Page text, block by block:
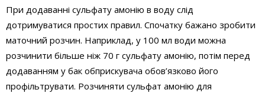
При додаванні сульфату амонію в воду слід
дотримуватися простих правил. Спочатку бажано зробити
маточний розчин. Наприклад, у 100 мл води можна
розчинити більше ніж 70 г сульфату амонію, потім перед
додаванням у бак обприскувача обов’язково його
профільтрувати. Розчиняти сульфат амонію для